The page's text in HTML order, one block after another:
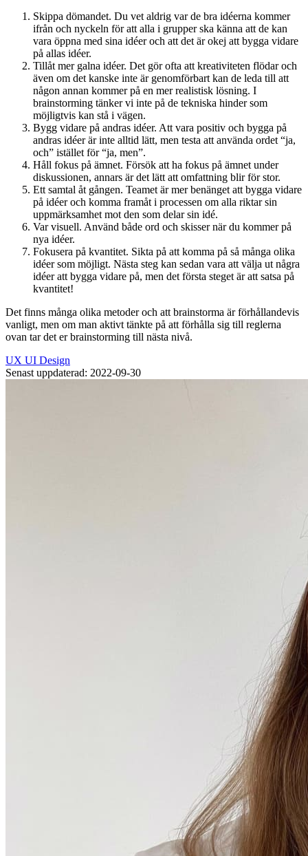
Skippa dömandet. Du vet aldrig var de bra idéerna kommer
ifrån och nyckeln för att alla i grupper ska känna att de kan
vara öppna med sina idéer och att det är okej att bygga vidare
på allas idéer.
Tillåt mer galna idéer. Det gör ofta att kreativiteten flödar och
även om det kanske inte är genomförbart kan de leda till att
någon annan kommer på en mer realistisk lösning. I
brainstorming tänker vi inte på de tekniska hinder som
möjligtvis kan stå i vägen.
Bygg vidare på andras idéer. Att vara positiv och bygga på
andras idéer är inte alltid lätt, men testa att använda ordet “ja,
och” istället för “ja, men”.
Håll fokus på ämnet. Försök att ha fokus på ämnet under
diskussionen, annars är det lätt att omfattning blir för stor.
Ett samtal åt gången. Teamet är mer benänget att bygga vidare
på idéer och komma framåt i processen om alla riktar sin
uppmärksamhet mot den som delar sin idé.
Var visuell. Använd både ord och skisser när du kommer på
nya idéer.
Fokusera på kvantitet. Sikta på att komma på så många olika
idéer som möjligt. Nästa steg kan sedan vara att välja ut några
idéer att bygga vidare på, men det första steget är att satsa på
kvantitet!
Det finns många olika metoder och att brainstorma är förhållandevis
vanligt, men om man aktivt tänkte på att förhålla sig till reglerna
ovan tar det er brainstorming till nästa nivå.
UX UI Design
Senast uppdaterad: 2022-09-30